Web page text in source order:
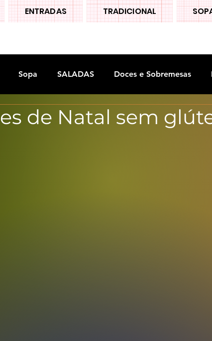
ENTRADAS TRADICIONAL
Sopa SALADAS Doces e Sobremesas
Legumes
de Natal sem